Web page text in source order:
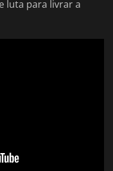
luta para livrar a